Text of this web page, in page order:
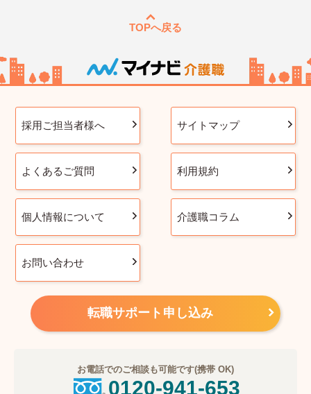
TOPへ戻る
採用ご担当者様へ サイトマップ
よくあるご質問 利用規約
個人情報について 介護職コラム
お問い合わせ
転職サポート申し込み
お電話でのご相談も可能です(携帯 OK)
0120-941-653